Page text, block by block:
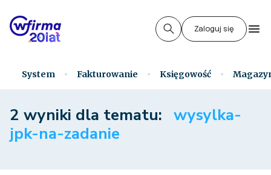
Zaloguj się
System Fakturowanie Księgowość
2 wyniki dla tematu: wysylka-
jpk-na-zadanie